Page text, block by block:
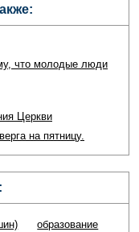
что молодые люди
Церкви
на пятницу.
образование